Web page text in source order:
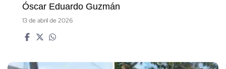
Óscar Eduardo Guzmán
13 de abril de 2026